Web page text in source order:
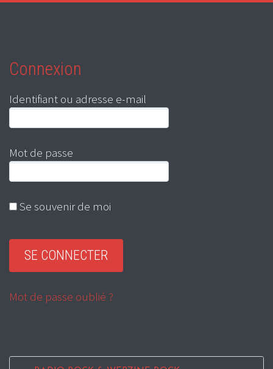
Connexion
Identifiant ou adresse e-mail
Mot de passe
Se souvenir de moi
Mot de passe oublié ?